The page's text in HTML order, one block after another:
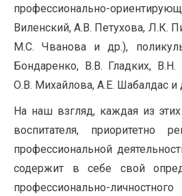
профессионально-
Виленский, А.В. Петухова, Л.К.
М.С. Чванова и др.),
Бондаренко, В.В. Гладких,
О.В. Михайлова, А.Е. Шабалдас и
На наш взгляд, каждая из
воспитателя, приоритетно
профессиональной
содержит в себе свой
профессионально-